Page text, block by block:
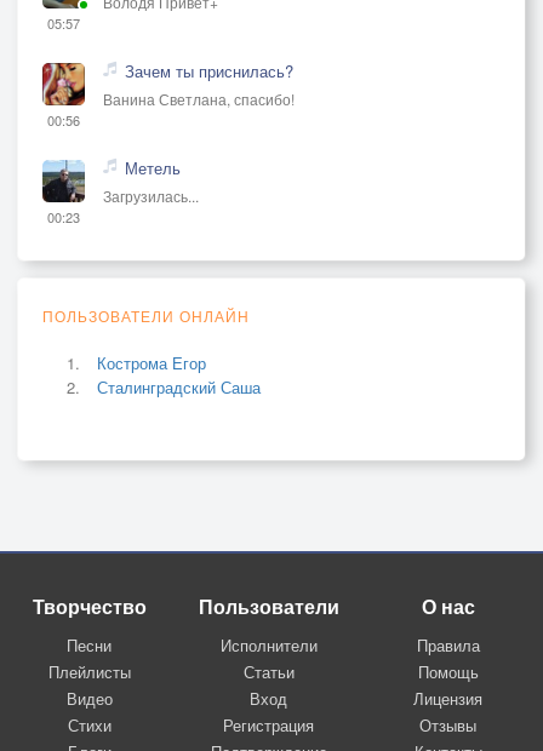
05:57
00:56
Зачем ты приснилась?
Ванина Светлана, спасибо!
00:23
Метель
Загрузилась...
ПОЛЬЗОВАТЕЛИ ОНЛАЙН
Кострома Егор
Сталинградский Саша
Творчество
Песни
Плейлисты
Видео
Стихи
Пользователи
Исполнители
Статьи
Вход
Регистрация
О нас
Правила
Помощь
Лицензия
Отзывы